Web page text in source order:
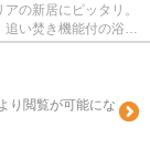
の新居にピッタリ。
い焚き機能付の浴室
り閲覧が可能にな